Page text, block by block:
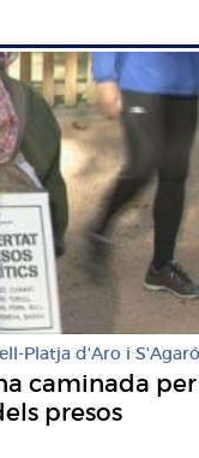
Platja d'Aro i S'Agaró
caminada per
presos